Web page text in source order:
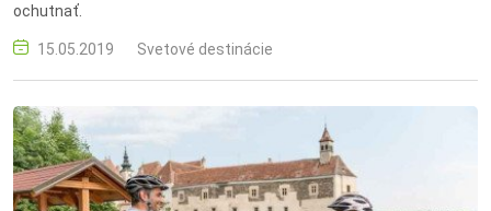
ochutnať.
15.05.2019 Svetové destinácie